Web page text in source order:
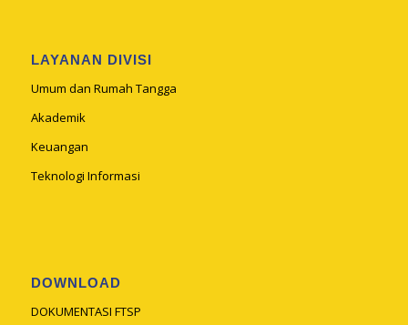
LAYANAN DIVISI
Umum dan Rumah Tangga
Akademik
Keuangan
Teknologi Informasi
DOWNLOAD
DOKUMENTASI FTSP